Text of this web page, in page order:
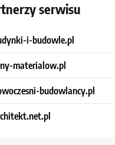
serwisu
i-budowle.pl
materialow.pl
budowlancy.pl